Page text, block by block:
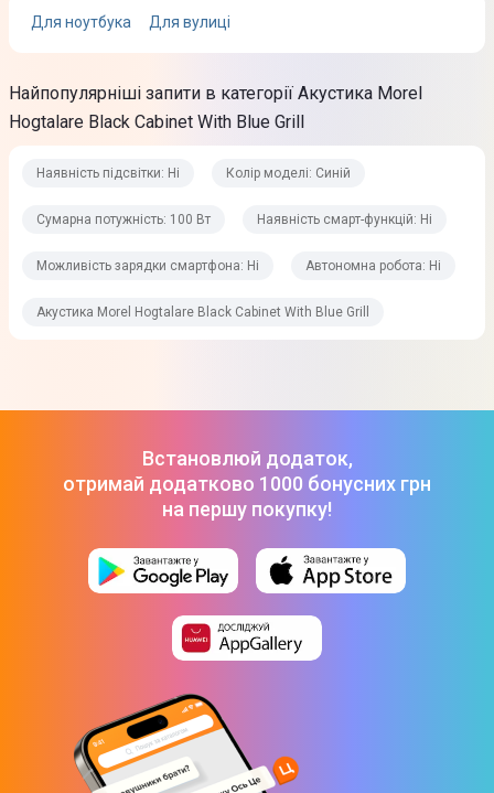
36 Гц
20 кГц
80 дБ
HI-RES AUDIO
Можливість зарядки смартфона
Годинники
Для ноутбука Для вулиці
Найпопулярніші запити в категорії Акустика Morel
Hogtalare Black Cabinet With Blue Grill
Наявність підсвітки: Ні Колір моделі: Синій
Сумарна потужність: 100 Вт Наявність смарт-функцій: Ні
Можливість зарядки смартфона: Ні Автономна робота: Ні
Акустика Morel Hogtalare Black Cabinet With Blue Grill
Встановлюй додаток,
отримай додатково 1000 бонусних грн
на першу покупку!